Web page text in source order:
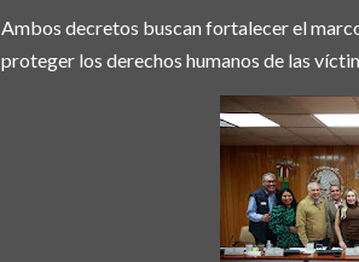
Ambos decretos buscan fortalecer el
proteger los derechos humanos de las